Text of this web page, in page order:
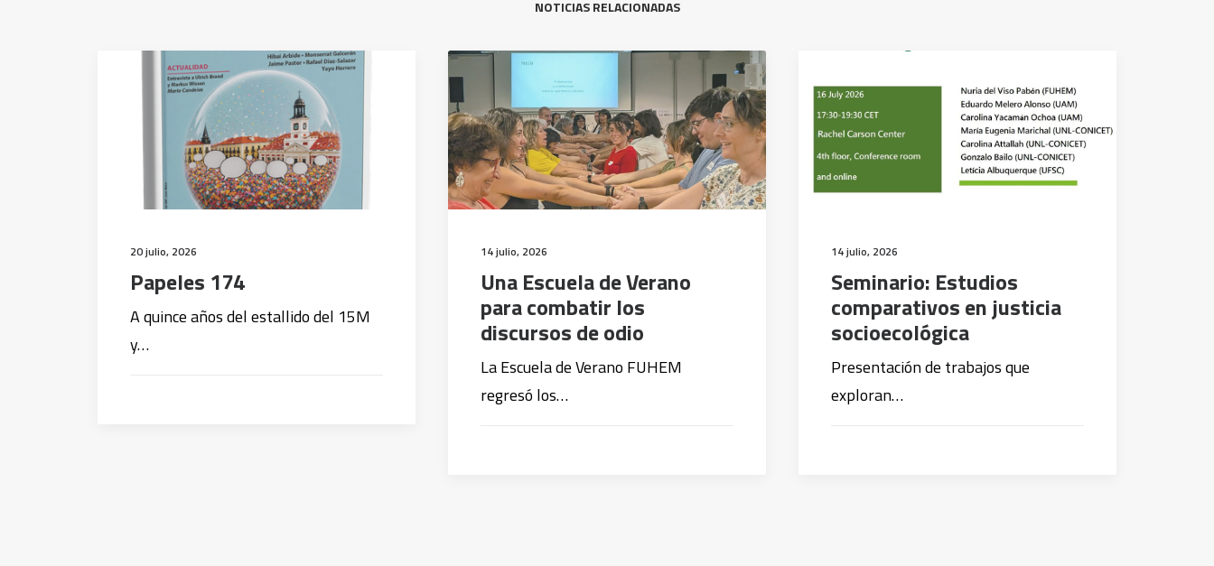
NOTICIAS RELACIONADAS
20 julio, 2026
Papeles 174
A quince años del estallido del 15M
y…
14 julio, 2026
Una Escuela de Verano
para combatir los
discursos de odio
La Escuela de Verano FUHEM
regresó los…
14 julio, 2026
Seminario: Estudios
comparativos en justicia
socioecológica
Presentación de trabajos que
exploran…